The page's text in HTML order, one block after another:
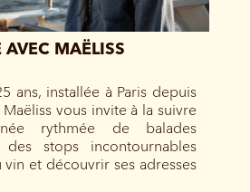
AVEC MAËLISS
ans, installée à Paris depuis
vous invite à la suivre
rythmée de balades
des stops incontournables
et découvrir ses adresses